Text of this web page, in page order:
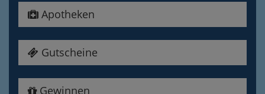
Apotheken
Gutscheine
Gewinnen